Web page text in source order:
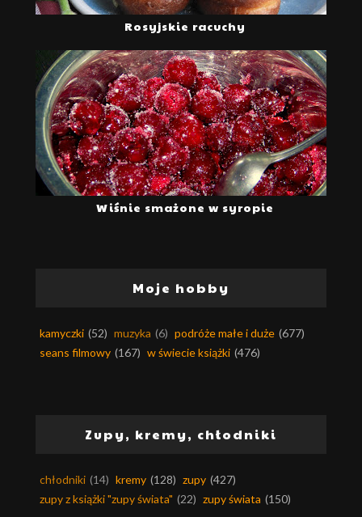
Rosyjskie racuchy
Wiśnie smażone w syropie
Moje hobby
kamyczki (52) muzyka (6) podróże małe i duże (677)
seans filmowy (167) w świecie książki (476)
Zupy, kremy, chłodniki
chłodniki (14) kremy (128) zupy (427)
zupy z książki "zupy świata" (22) zupy świata (150)